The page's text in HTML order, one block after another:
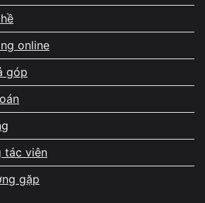
online
góp
tác viên
gặp